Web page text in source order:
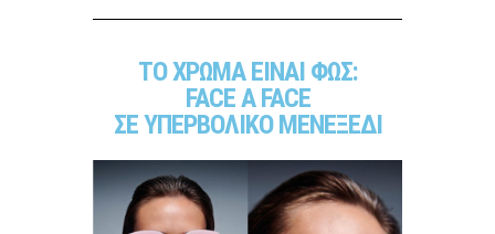
ΤΟ ΧΡΩΜΑ ΕΙΝΑΙ ΦΩΣ:
FACE A FACE
ΣΕ ΥΠΕΡΒΟΛΙΚΟ ΜΕΝΕΞΕΔΙ